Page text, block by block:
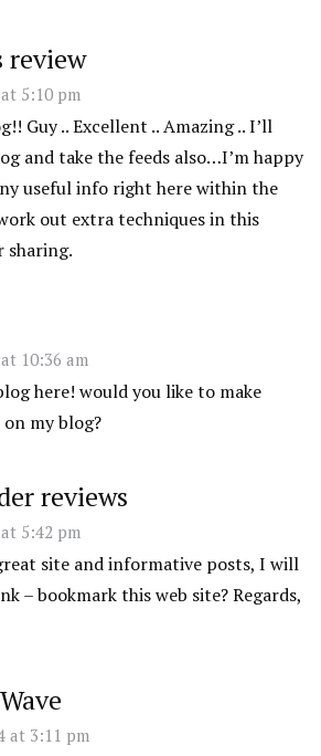
review
5:10 pm
Guy .. Excellent .. Amazing .. I’ll
and take the feeds also…I’m happy
useful info right here within the
out extra techniques in this
sharing.
10:36 am
here! would you like to make
my blog?
reviews
5:42 pm
site and informative posts, I will
– bookmark this web site? Regards,
at 3:11 pm